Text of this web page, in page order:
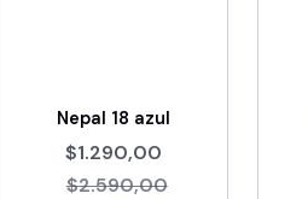
Nepal 18 azul
$1.290,00
$2.590,00